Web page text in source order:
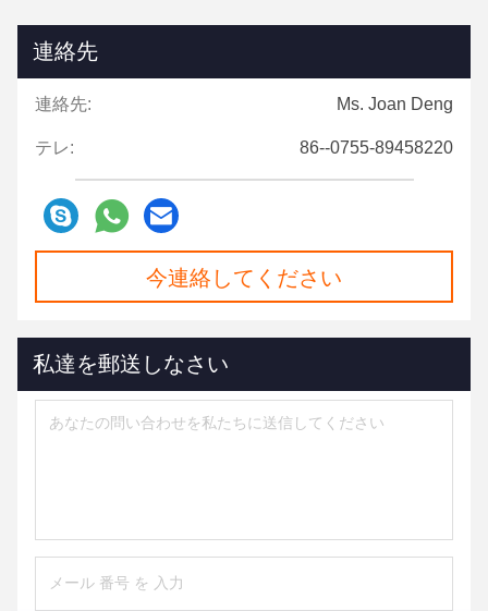
連絡先
連絡先: Ms. Joan Deng
テレ: 86--0755-89458220
今連絡してください
私達を郵送しなさい